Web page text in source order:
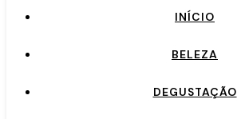
INÍCIO
BELEZA
DEGUSTAÇÃO